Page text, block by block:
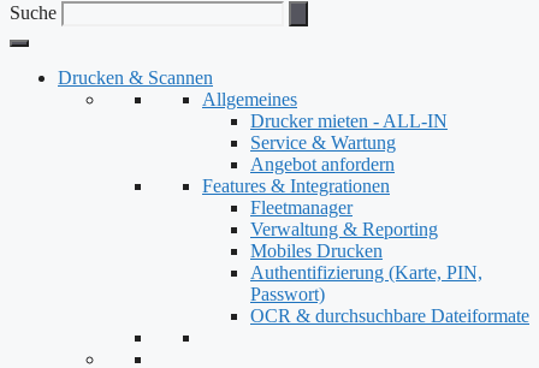
Suche
Drucken & Scannen
Allgemeines
Drucker mieten - ALL-IN
Service & Wartung
Angebot anfordern
Features & Integrationen
Fleetmanager
Verwaltung & Reporting
Mobiles Drucken
Authentifizierung (Karte, PIN,
Passwort)
OCR & durchsuchbare Dateiformate